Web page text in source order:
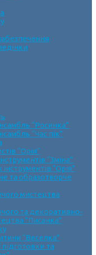
“Росинка”
“Час пік”
“Орія”
“Зміна”
“Орія”
та образотворче
мистецтва
та декоративно-
“Писанка”
“Веселка”
підготовки та